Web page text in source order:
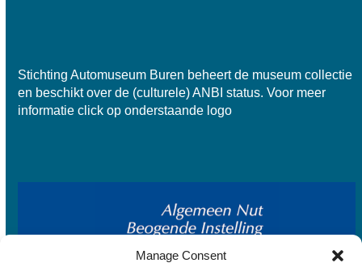
Manage Consent
Stichting Automuseum Buren beheert de museum collectie
en beschikt over de (culturele) ANBI status. Voor meer
informatie click op onderstaande logo